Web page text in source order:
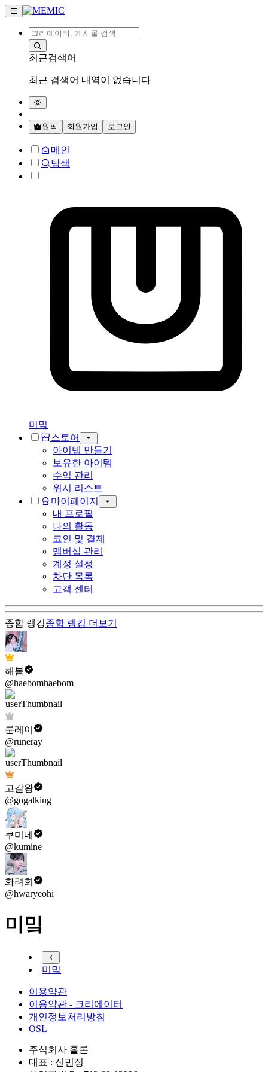
최근검색어
최근 검색어 내역이 없습니다
원픽 회원가입 로그인
메인
탐색
미밐
스토어
아이템 만들기
보유한 아이템
수익 관리
위시 리스트
마이페이지
내 프로필
나의 활동
코인 및 결제
멤버십 관리
계정 설정
차단 목록
고객 센터
종합 랭킹종합 랭킹 더보기
해봄
@haebomhaebom
룬레이
@runeray
고갈왕
@gogalking
쿠미네
@kumine
화려희
@hwaryeohi
미밐
미밐
이용약관
이용약관 - 크리에이터
개인정보처리방침
OSL
주식회사 홀론
대표 : 신민정